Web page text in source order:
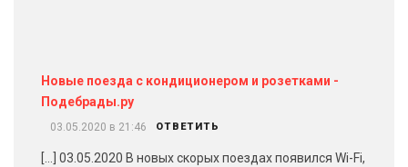
Новые поезда с кондиционером и розетками -
Подебрады.ру
03.05.2020 в 21:46 ОТВЕТИТЬ
[…] 03.05.2020 В новых скорых поездах появился Wi-Fi,